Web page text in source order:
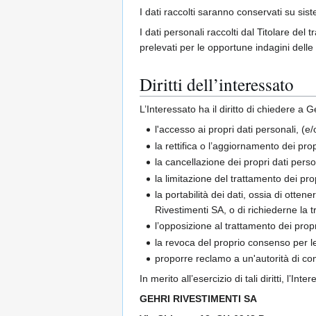
I dati raccolti saranno conservati su
I dati personali raccolti dal Titolare del
prelevati per le opportune indagini delle
Diritti dell’interessato
L’Interessato ha il diritto di chiedere a
l'accesso ai propri dati personali,
la rettifica o l’aggiornamento dei
la cancellazione dei propri dati
la limitazione del trattamento dei
la portabilità dei dati, ossia di
Rivestimenti SA, o di richiederne la
l’opposizione al trattamento dei
la revoca del proprio consenso per
proporre reclamo a un'autorità di
In merito all’esercizio di tali diritti,
GEHRI RIVESTIMENTI SA